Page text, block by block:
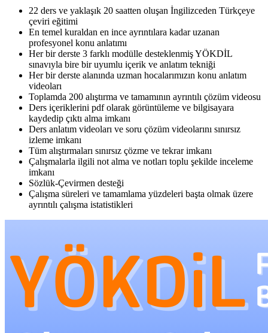
22 ders ve yaklaşık 20 saatten oluşan İngilizceden Türkçeye
çeviri eğitimi
En temel kuraldan en ince ayrıntılara kadar uzanan
profesyonel konu anlatımı
Her bir derste 3 farklı modülle desteklenmiş YÖKDİL
sınavıyla bire bir uyumlu içerik ve anlatım tekniği
Her bir derste alanında uzman hocalarımızın konu anlatım
videoları
Toplamda 200 alıştırma ve tamamının ayrıntılı çözüm videosu
Ders içeriklerini pdf olarak görüntüleme ve bilgisayara
kaydedip çıktı alma imkanı
Ders anlatım videoları ve soru çözüm videolarını sınırsız
izleme imkanı
Tüm alıştırmaları sınırsız çözme ve tekrar imkanı
Çalışmalarla ilgili not alma ve notları toplu şekilde inceleme
imkanı
Sözlük-Çevirmen desteği
Çalışma süreleri ve tamamlama yüzdeleri başta olmak üzere
ayrıntılı çalışma istatistikleri